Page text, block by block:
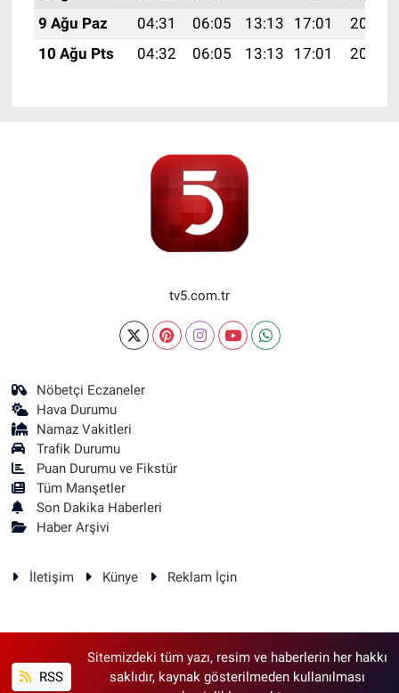
9 Ağu Paz
04:31 06:05 13:13 17:01
20:11
10 Ağu Pts
04:32 06:05 13:13 17:01 20:10
tv5.com.tr
Nöbetçi Eczaneler
Hava Durumu
Namaz Vakitleri
Trafik Durumu
Puan Durumu ve Fikstür
Tüm Manşetler
Son Dakika Haberleri
Haber Arşivi
İletişim Künye Reklam İçin
RSS
Sitemizdeki tüm yazı, resim ve haberlerin her hakkı
saklıdır, kaynak gösterilmeden kullanılması